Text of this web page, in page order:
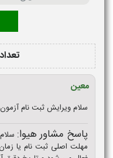
معین
سلام ویرایش ثبت نام
پاسخ مشاور هیوا:
مهلت اصلی ثبت‌ نام یا